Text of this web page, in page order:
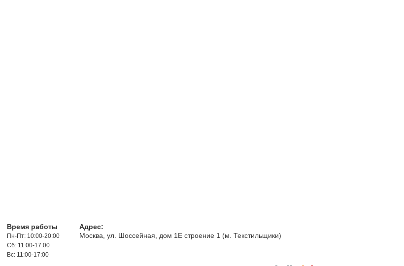
Время работы
Пн-Пт: 10:00-20:00
Сб: 11:00-17:00
Вс: 11:00-17:00
Адрес:
Москва, ул. Шоссейная, дом 1Е строение 1 (м. Текстильщики)